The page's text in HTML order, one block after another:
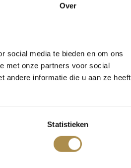
Over
social media te bieden en om ons
met onze partners voor social
andere informatie die u aan ze heeft
Statistieken